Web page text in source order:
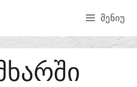
ᲛᲔᲜᲘᲣ